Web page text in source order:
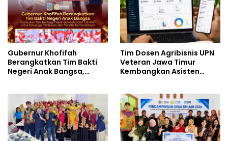
Gubernur Khofifah
Berangkatkan Tim Bakti
Negeri Anak Bangsa,
dan Perintis Kemerdekaan
Tim Dosen Agribisnis UPN
Veteran Jawa Timur
Kembangkan Asisten
UMKM